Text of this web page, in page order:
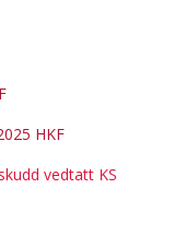
HKF
vedtatt KS